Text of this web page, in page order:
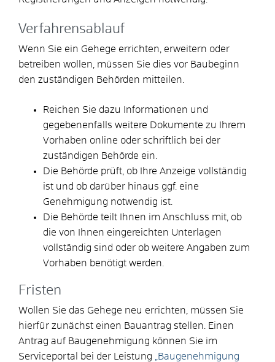
Verfahrensablauf
Wenn Sie ein Gehege errichten, erweitern oder
betreiben wollen, müssen Sie dies vor Baubeginn
den zuständigen Behörden mitteilen.
Reichen Sie dazu Informationen und
gegebenenfalls weitere Dokumente zu Ihrem
Vorhaben online oder schriftlich bei der
zuständigen Behörde ein.
Die Behörde prüft, ob Ihre Anzeige vollständig
ist und ob darüber hinaus ggf. eine
Genehmigung notwendig ist.
Die Behörde teilt Ihnen im Anschluss mit, ob
die von Ihnen eingereichten Unterlagen
vollständig sind oder ob weitere Angaben zum
Vorhaben benötigt werden.
Fristen
Wollen Sie das Gehege neu errichten, müssen Sie
hierfür zunächst einen Bauantrag stellen. Einen
Antrag auf Baugenehmigung können Sie im
Serviceportal bei der Leistung
„Baugenehmigung